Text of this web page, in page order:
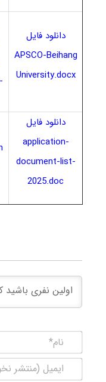
دانلود فایل
APSCO-Beihang
University.docx
دانلود فایل
application-
document-list-
2025.doc